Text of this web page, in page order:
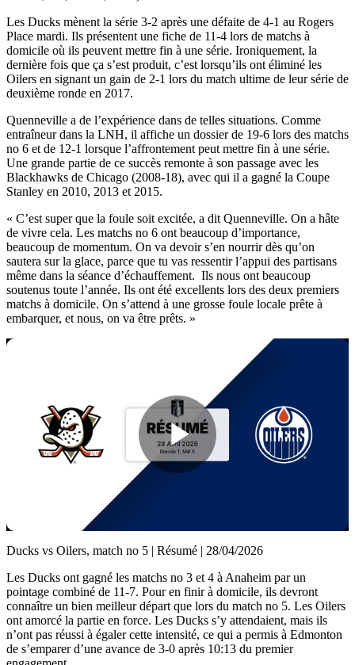
Les Ducks mènent la série 3-2 après une défaite de 4-1 au Rogers
Place mardi. Ils présentent une fiche de 11-4 lors de matchs à
domicile où ils peuvent mettre fin à une série. Ironiquement, la
dernière fois que ça s’est produit, c’est lorsqu’ils ont éliminé les
Oilers en signant un gain de 2-1 lors du match ultime de leur série de
deuxième ronde en 2017.
Quenneville a de l’expérience dans de telles situations. Comme
entraîneur dans la LNH, il affiche un dossier de 19-6 lors des matchs
no 6 et de 12-1 lorsque l’affrontement peut mettre fin à une série.
Une grande partie de ce succès remonte à son passage avec les
Blackhawks de Chicago (2008-18), avec qui il a gagné la Coupe
Stanley en 2010, 2013 et 2015.
« C’est super que la foule soit excitée, a dit Quenneville. On a hâte
de vivre cela. Les matchs no 6 ont beaucoup d’importance,
beaucoup de momentum. On va devoir s’en nourrir dès qu’on
sautera sur la glace, parce que tu vas ressentir l’appui des partisans
même dans la séance d’échauffement. Ils nous ont beaucoup
soutenus toute l’année. Ils ont été excellents lors des deux premiers
matchs à domicile. On s’attend à une grosse foule locale prête à
embarquer, et nous, on va être prêts. »
Play
Video
Ducks vs Oilers, match no 5 | Résumé | 28/04/2026
Les Ducks ont gagné les matchs no 3 et 4 à Anaheim par un
pointage combiné de 11-7. Pour en finir à domicile, ils devront
connaître un bien meilleur départ que lors du match no 5. Les Oilers
ont amorcé la partie en force. Les Ducks s’y attendaient, mais ils
n’ont pas réussi à égaler cette intensité, ce qui a permis à Edmonton
de s’emparer d’une avance de 3-0 après 10:13 du premier